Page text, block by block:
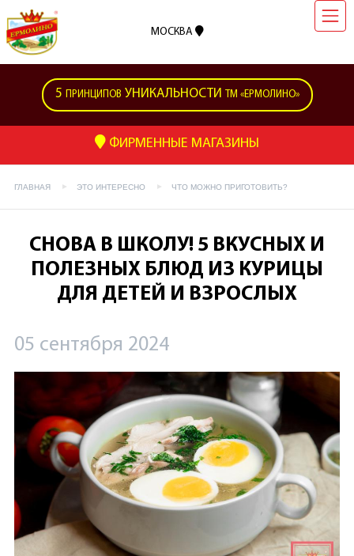
МОСКВА
5 ПРИНЦИПОВ УНИКАЛЬНОСТИ ТМ «ЕРМОЛИНО»
ФИРМЕННЫЕ МАГАЗИНЫ
ГЛАВНАЯ ЭТО ИНТЕРЕСНО ЧТО МОЖНО ПРИГОТОВИТЬ?
СНОВА В ШКОЛУ! 5 ВКУСНЫХ И
ПОЛЕЗНЫХ БЛЮД ИЗ КУРИЦЫ
ДЛЯ ДЕТЕЙ И ВЗРОСЛЫХ
05 сентября 2024